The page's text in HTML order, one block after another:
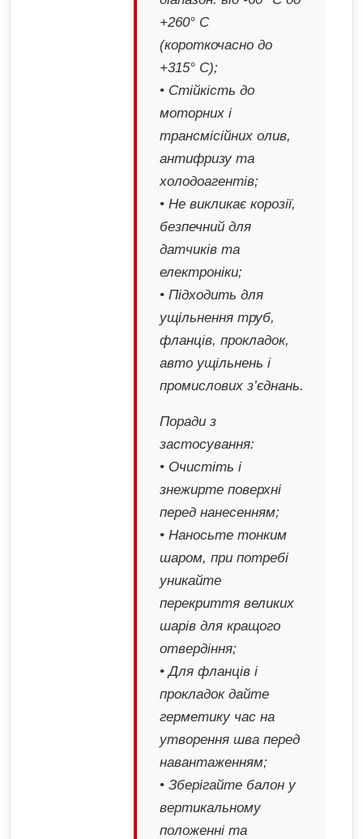
+260° C
(короткочасно до
+315° C);
• Стійкість до
моторних і
трансмісійних олив,
антифризу та
холодоагентів;
• Не викликає корозії,
безпечний для
датчиків та
електроніки;
• Підходить для
ущільнення труб,
фланців, прокладок,
авто ущільнень і
промислових з’єднань.
Поради з
застосування:
• Очистіть і
знежирте поверхні
перед нанесенням;
• Наносьте тонким
шаром, при потребі
уникайте
перекриття великих
шарів для кращого
отвердіння;
• Для фланців і
прокладок дайте
герметику час на
утворення шва перед
навантаженням;
• Зберігайте балон у
вертикальному
положенні та